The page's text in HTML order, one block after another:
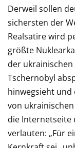
Derweil sollen
sichersten der
Realsatire wird
größte
der
Tschernobyl
hinwegsieht
von
die Internetseite
verlauten: „Für